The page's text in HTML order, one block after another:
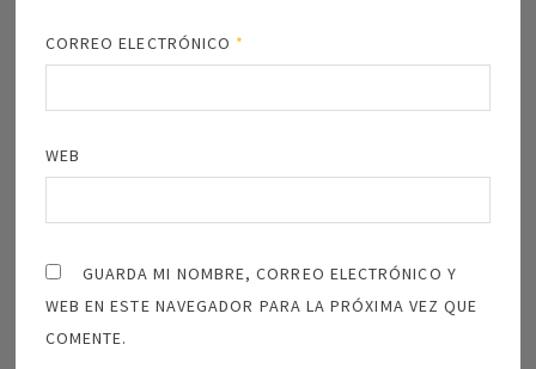
CORREO ELECTRÓNICO *
WEB
GUARDA MI NOMBRE, CORREO ELECTRÓNICO Y
WEB EN ESTE NAVEGADOR PARA LA PRÓXIMA VEZ QUE
COMENTE.